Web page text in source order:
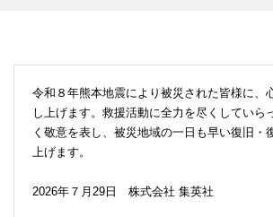
令和８年熊本地震により被災された皆様に、
し上げます。救援活動に全力を尽くしていら
く敬意を表し、被災地域の一日も早い復旧・
上げます。
2026年７月29日 株式会社 集英社